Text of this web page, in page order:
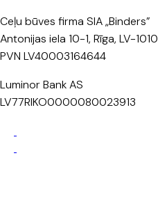
Ceļu būves firma SIA „Binders”
Antonijas iela 10-1, Rīga, LV-1010
PVN LV40003164644
Luminor Bank AS
LV77RIKO0000080023913